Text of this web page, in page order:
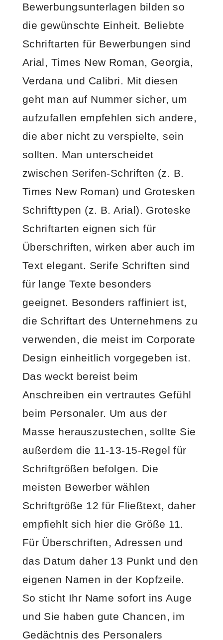
Bewerbungsunterlagen bilden so
die gewünschte Einheit. Beliebte
Schriftarten für Bewerbungen sind
Arial, Times New Roman, Georgia,
Verdana und Calibri. Mit diesen
geht man auf Nummer sicher, um
aufzufallen empfehlen sich andere,
die aber nicht zu verspielte, sein
sollten. Man unterscheidet
zwischen Serifen-Schriften (z. B.
Times New Roman) und Grotesken
Schrifttypen (z. B. Arial). Groteske
Schriftarten eignen sich für
Überschriften, wirken aber auch im
Text elegant. Serife Schriften sind
für lange Texte besonders
geeignet. Besonders raffiniert ist,
die Schriftart des Unternehmens zu
verwenden, die meist im Corporate
Design einheitlich vorgegeben ist.
Das weckt bereist beim
Anschreiben ein vertrautes Gefühl
beim Personaler. Um aus der
Masse herauszustechen, sollte Sie
außerdem die 11-13-15-Regel für
Schriftgrößen befolgen. Die
meisten Bewerber wählen
Schriftgröße 12 für Fließtext, daher
empfiehlt sich hier die Größe 11.
Für Überschriften, Adressen und
das Datum daher 13 Punkt und den
eigenen Namen in der Kopfzeile.
So sticht Ihr Name sofort ins Auge
und Sie haben gute Chancen, im
Gedächtnis des Personalers